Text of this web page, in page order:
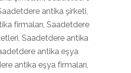
antika şirketi,
firmaları, Saadetdere
Saadetdere antika
antika eşya
antika eşya firmaları,